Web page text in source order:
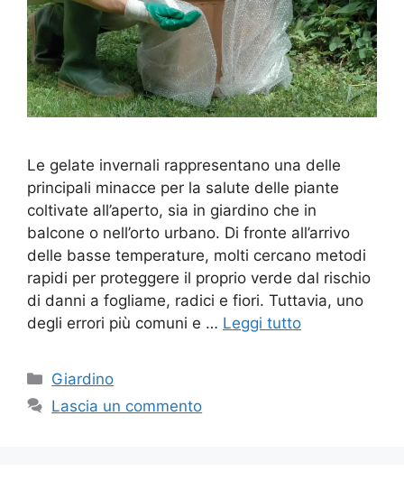
Le gelate invernali rappresentano una delle
principali minacce per la salute delle piante
coltivate all’aperto, sia in giardino che in
balcone o nell’orto urbano. Di fronte all’arrivo
delle basse temperature, molti cercano metodi
rapidi per proteggere il proprio verde dal rischio
di danni a fogliame, radici e fiori. Tuttavia, uno
degli errori più comuni e … Leggi tutto
Categorie
Giardino
Lascia un commento